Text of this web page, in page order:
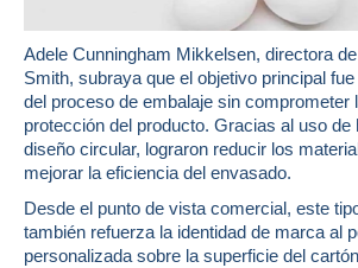
Adele Cunningham Mikkelsen, directora
Smith, subraya que el objetivo principal
del proceso de embalaje sin comprometer
protección del producto. Gracias al uso de
diseño circular, lograron reducir los
mejorar la eficiencia del envasado.
Desde el punto de vista comercial, este
también refuerza la identidad de marca al
personalizada sobre la superficie del